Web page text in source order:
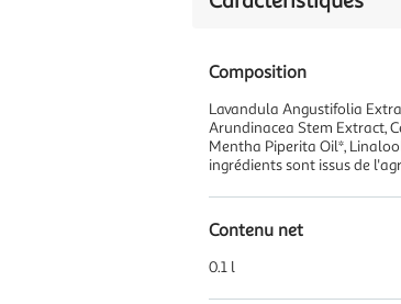
Composition
Lavandula Angustifolia
Arundinacea Stem Extract,
Mentha Piperita Oil*,
ingrédients sont issus de
Contenu net
0.1 l